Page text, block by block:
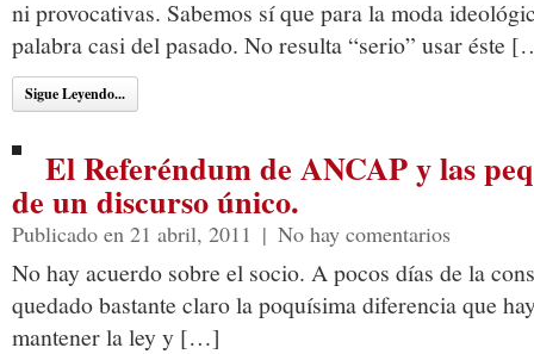
ni provocativas. Sabemos sí que para la moda
palabra casi del pasado. No resulta “serio” usar éste
Sigue Leyendo...
El Referéndum de ANCAP y las
de un discurso único.
Publicado en 21 abril, 2011 | No hay comentarios
No hay acuerdo sobre el socio. A pocos días de la
quedado bastante claro la poquísima diferencia que
mantener la ley y […]